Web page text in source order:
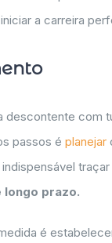
a carreira
descontente com
passos é planejar
traçar
longo prazo.
é